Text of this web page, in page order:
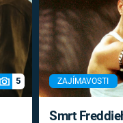
5 ZAJÍMAVOSTI
Smrt